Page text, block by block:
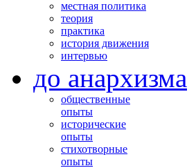
местная политика
теория
практика
история движения
интервью
до анархизма
общественные
опыты
исторические
опыты
стихотворные
опыты